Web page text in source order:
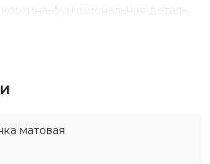
функциональная деталь,
Данный шкаф может быть
закрывание дверок.
матовая